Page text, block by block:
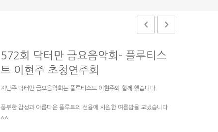
572회 닥터만 금요음악회- 플루티스
트 이현주 초청연주회
지난주 닥터만 금요음악회는 플루티스트 이현주와 함께 했습니다.
풍부한 감성과 아름다운 플루트의 선율에 시원한 여름밤을 보냈습니다
^^